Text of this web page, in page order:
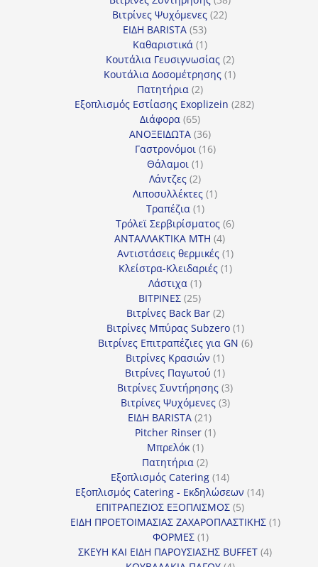
προϊόντα
Βιτρίνες Ψυχόμενες 2222
ΕΙΔΗ BARISTA 5353
προϊόντα
Καθαριστικά 11
προϊόν
Κουτάλια Γευσιγνωσίας 22
προϊόντα
Κουτάλια Δοσομέτρησης 11
Πατητήρια 22
προϊόντα
Εξοπλισμός Εστίασης Exoplizein 282282
Διάφορα 6565
προϊόντα
ΑΝΟΞΕΙΔΩΤΑ 3636
προϊόντα
Γαστρονόμοι 1616
Θάλαμοι 11
προϊόν
Λάντζες 22
προϊόντα
Λιποσυλλέκτες 11
Τραπέζια 11
προϊόν
Τρόλεϊ Σερβιρίσματος 66
ΑΝΤΑΛΛΑΚΤΙΚΑ MTH 44
προϊόντα
Αντιστάσεις θερμικές 11
προϊόν
Κλείστρα-Κλειδαριές 11
Λάστιχα 11
προϊόν
ΒΙΤΡΙΝΕΣ 2525
προϊόντα
Βιτρίνες Back Bar 22
προϊόντα
Βιτρίνες Mπύρας Subzero 11
προϊόν
Βιτρίνες Επιτραπέζιες για GN 66
Βιτρίνες Κρασιών 11
προϊόν
Βιτρίνες Παγωτού 11
προϊόν
Βιτρίνες Συντήρησης 33
προϊόντα
Βιτρίνες Ψυχόμενες 33
ΕΙΔΗ BARISTA 2121
προϊόντα
Pitcher Rinser 11
Μπρελόκ 11
προϊόν
Πατητήρια 22
προϊόντα
Εξοπλισμός Catering 1414
προϊόντα
Εξοπλισμός Catering - Εκδηλώσεων 1414
ΕΠΙΤΡΑΠΕΖΙΟΣ ΕΞΟΠΛΙΣΜΟΣ 55
προϊόντα
ΕΙΔΗ ΠΡΟΕΤΟΙΜΑΣΙΑΣ ΖΑΧΑΡΟΠΛΑΣΤΙΚΗΣ 11
ΦΟΡΜΕΣ 11
προϊόν
ΣΚΕΥΗ ΚΑΙ ΕΙΔΗ ΠΑΡΟΥΣΙΑΣΗΣ BUFFET 44